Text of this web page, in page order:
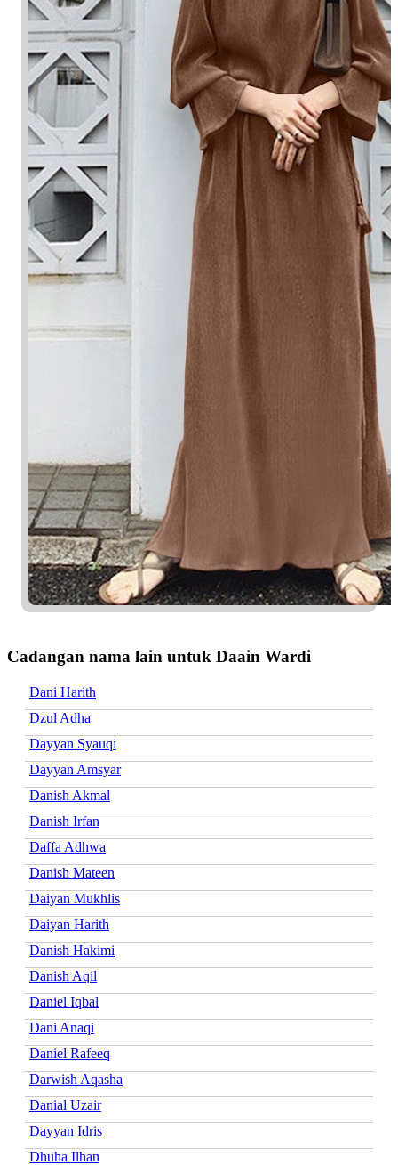
Cadangan nama lain untuk Daain Wardi
Dani Harith
Dzul Adha
Dayyan Syauqi
Dayyan Amsyar
Danish Akmal
Danish Irfan
Daffa Adhwa
Danish Mateen
Daiyan Mukhlis
Daiyan Harith
Danish Hakimi
Danish Aqil
Daniel Iqbal
Dani Anaqi
Daniel Rafeeq
Darwish Aqasha
Danial Uzair
Dayyan Idris
Dhuha Ilhan